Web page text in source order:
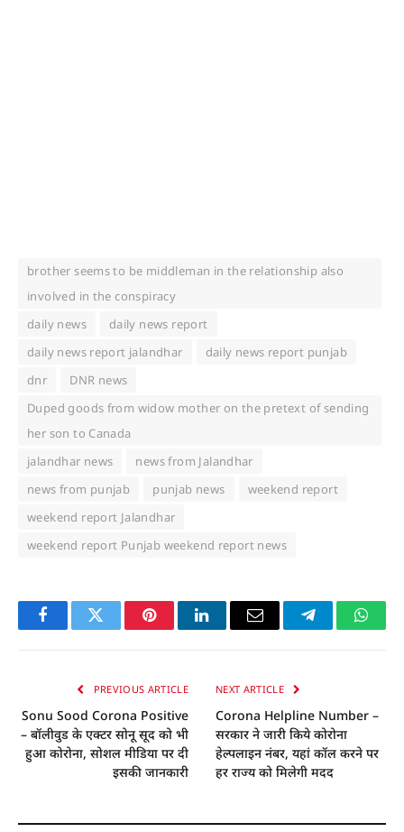
brother seems to be middleman in the relationship also
involved in the conspiracy
daily news
daily news report
daily news report jalandhar
daily news report punjab
dnr
DNR news
Duped goods from widow mother on the pretext of sending
her son to Canada
jalandhar news
news from Jalandhar
news from punjab
punjab news
weekend report
weekend report Jalandhar
weekend report Punjab weekend report news
FacebookTwitter PinterestLinkedInEmail Telegram
PREVIOUS ARTICLE
Sonu Sood Corona Positive
– बॉलीवुड के एक्टर सोनू सूद को भी
हुआ कोरोना, सोशल मीडिया पर दी
इसकी जानकारी
NEXT ARTICLE
Corona Helpline Number –
सरकार ने जारी किये कोरोना
हेल्पलाइन नंबर, यहां कॉल करने पर
हर राज्य को मिलेगी मदद